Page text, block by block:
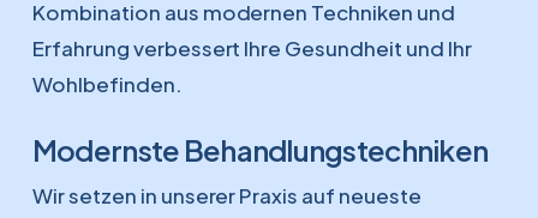
Kombination aus modernen Techniken und
Erfahrung verbessert Ihre Gesundheit und Ihr
Wohlbefinden.
Modernste Behandlungstechniken
Wir setzen in unserer Praxis auf neueste